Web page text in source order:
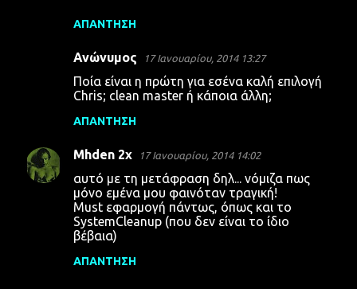
ΑΠΆΝΤΗΣΗ
Ανώνυμος 17 Ιανουαρίου, 2014 13:27
Ποία είναι η πρώτη για εσένα καλή επιλογή
Chris; clean master ή κάποια άλλη;
ΑΠΆΝΤΗΣΗ
Mhden 2x 17 Ιανουαρίου, 2014 14:02
αυτό με τη μετάφραση δηλ... νόμιζα πως
μόνο εμένα μου φαινόταν τραγική!
Must εφαρμογή πάντως, όπως και το
SystemCleanup (που δεν είναι το ίδιο
βέβαια)
ΑΠΆΝΤΗΣΗ